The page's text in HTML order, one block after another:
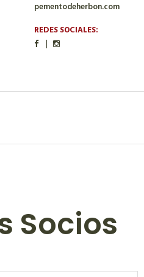
pementodeherbon.com
REDES SOCIALES:
Socios